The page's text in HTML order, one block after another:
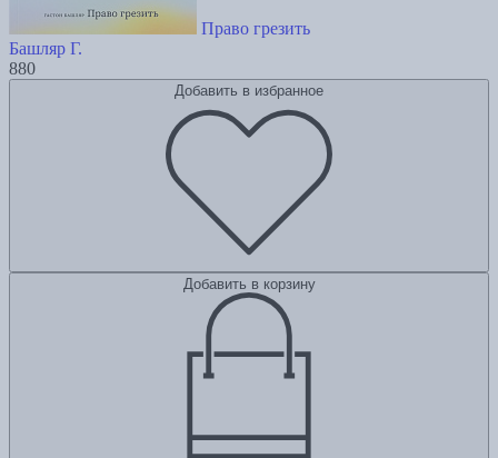
Право грезить
Башляр Г.
880
Добавить в избранное
Добавить в корзину